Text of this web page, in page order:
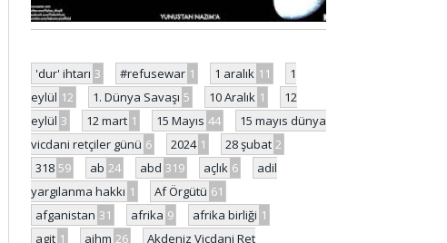
'dur' ihtarı 3 #refusewar 1 1 aralık 11
1
eylül 12 1. Dünya Savaşı 5 10 Aralık 1
12
eylül 3 12 mart 1 15 Mayıs 44
15 mayıs dünya
vicdani retçiler günü 6 2024 1 28 şubat 2
318 59 ab 24 abd 319 açlık 6
adil
yargılanma hakkı 1 Af Örgütü 61
afganistan 31 afrika 9 afrika birliği 1
agit 1 aihm 26
Akdeniz Vicdani Ret